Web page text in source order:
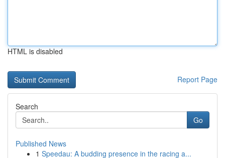
HTML is disabled
Report Page
Search
Go
Published News
1 Speedau: A budding presence in the racing a...